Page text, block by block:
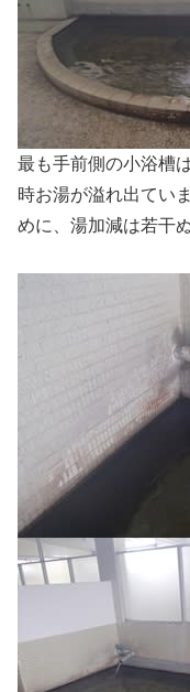
最も手前側の小浴槽
時お湯が溢れ出てい
めに、湯加減は若干